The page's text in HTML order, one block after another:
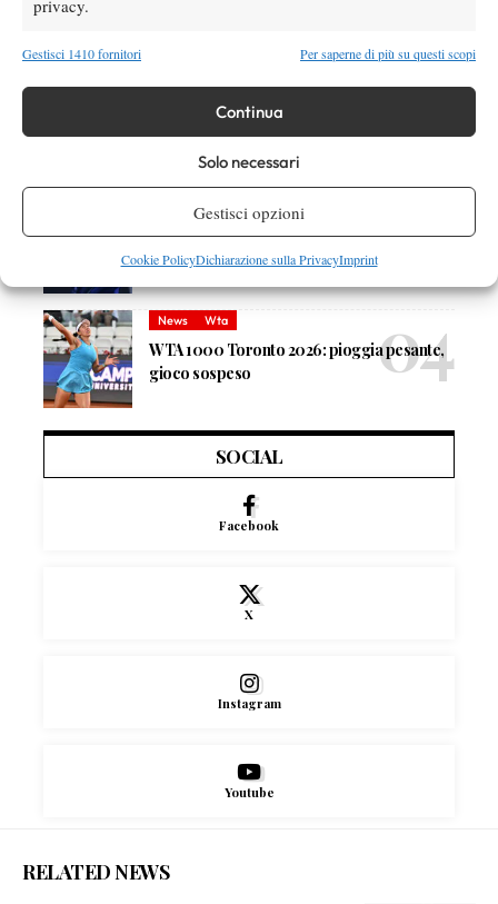
privacy.
Gestisci 1410 fornitori Per saperne di più su questi scopi
Continua
Solo necessari
Gestisci opzioni
Cookie PolicyDichiarazione sulla PrivacyImprint
Arnaldi apre sul Centrale
Atp News
Masters 1000 Montreal 2026: Darderi
rimonta Shang e vola agli ottavi
News
Masters 1000 Montreal 2026: medical time
out per Shang contro Darderi
News Wta
WTA 1000 Toronto 2026: pioggia pesante,
gioco sospeso
SOCIAL
Facebook
X
Instagram
Youtube
RELATED NEWS